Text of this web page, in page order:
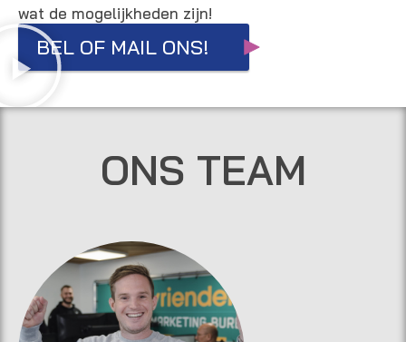
ette
hard
gewe
proje
ct en
ook
erg
tevre
den
wat de mogelijkheden zijn!
BEL OF MAIL ONS!
ONS TEAM